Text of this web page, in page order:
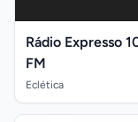
Rádio Expresso
FM
Eclética